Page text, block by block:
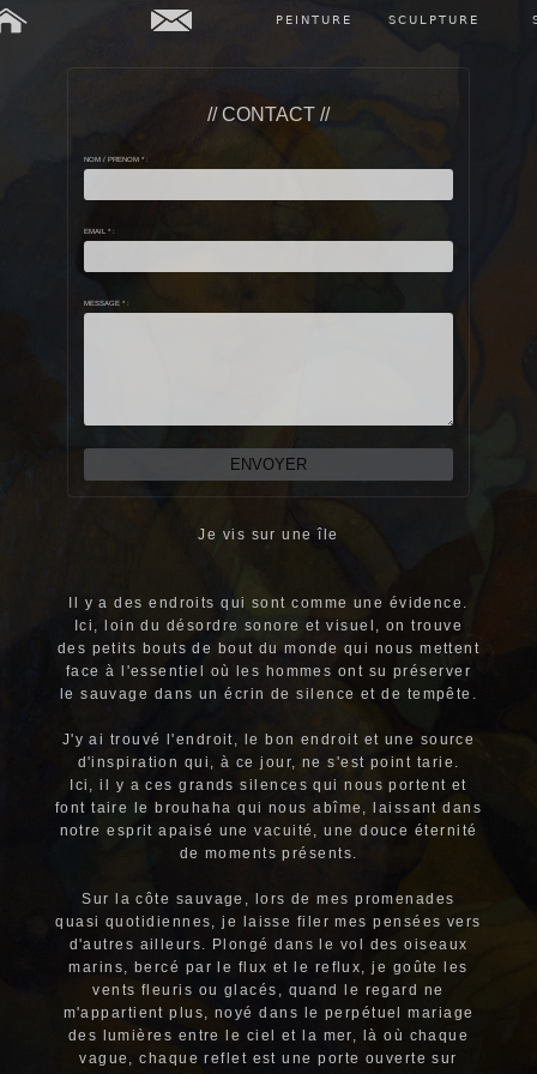
PEINTURE SCULPTURE
// CONTACT //
NOM / PRENOM * :
EMAIL * :
MESSAGE * :
Je vis sur une île
Il y a des endroits qui sont comme une évidence.
Ici, loin du désordre sonore et visuel, on trouve
des petits bouts de bout du monde qui nous mettent
face à l'essentiel où les hommes ont su préserver
le sauvage dans un écrin de silence et de tempête.
J'y ai trouvé l'endroit, le bon endroit et une source
d'inspiration qui, à ce jour, ne s'est point tarie.
Ici, il y a ces grands silences qui nous portent et
font taire le brouhaha qui nous abîme, laissant dans
notre esprit apaisé une vacuité, une douce éternité
de moments présents.
Sur la côte sauvage, lors de mes promenades
quasi quotidiennes, je laisse filer mes pensées vers
d'autres ailleurs. Plongé dans le vol des oiseaux
marins, bercé par le flux et le reflux, je goûte les
vents fleuris ou glacés, quand le regard ne
m'appartient plus, noyé dans le perpétuel mariage
des lumières entre le ciel et la mer, là où chaque
vague, chaque reflet est une porte ouverte sur